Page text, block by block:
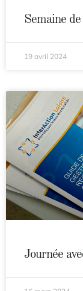
Semaine
19 avril 2024
Journée